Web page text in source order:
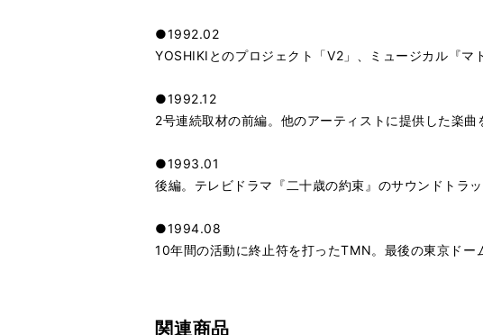
●1992.02
YOSHIKIとのプロジェクト「V2」、ミュージカル『マ
●1992.12
2号連続取材の前編。他のアーティストに提供した楽
●1993.01
後編。テレビドラマ『二十歳の約束』のサウンドトラ
●1994.08
10年間の活動に終止符を打ったTMN。最後の東京ドー
関連商品